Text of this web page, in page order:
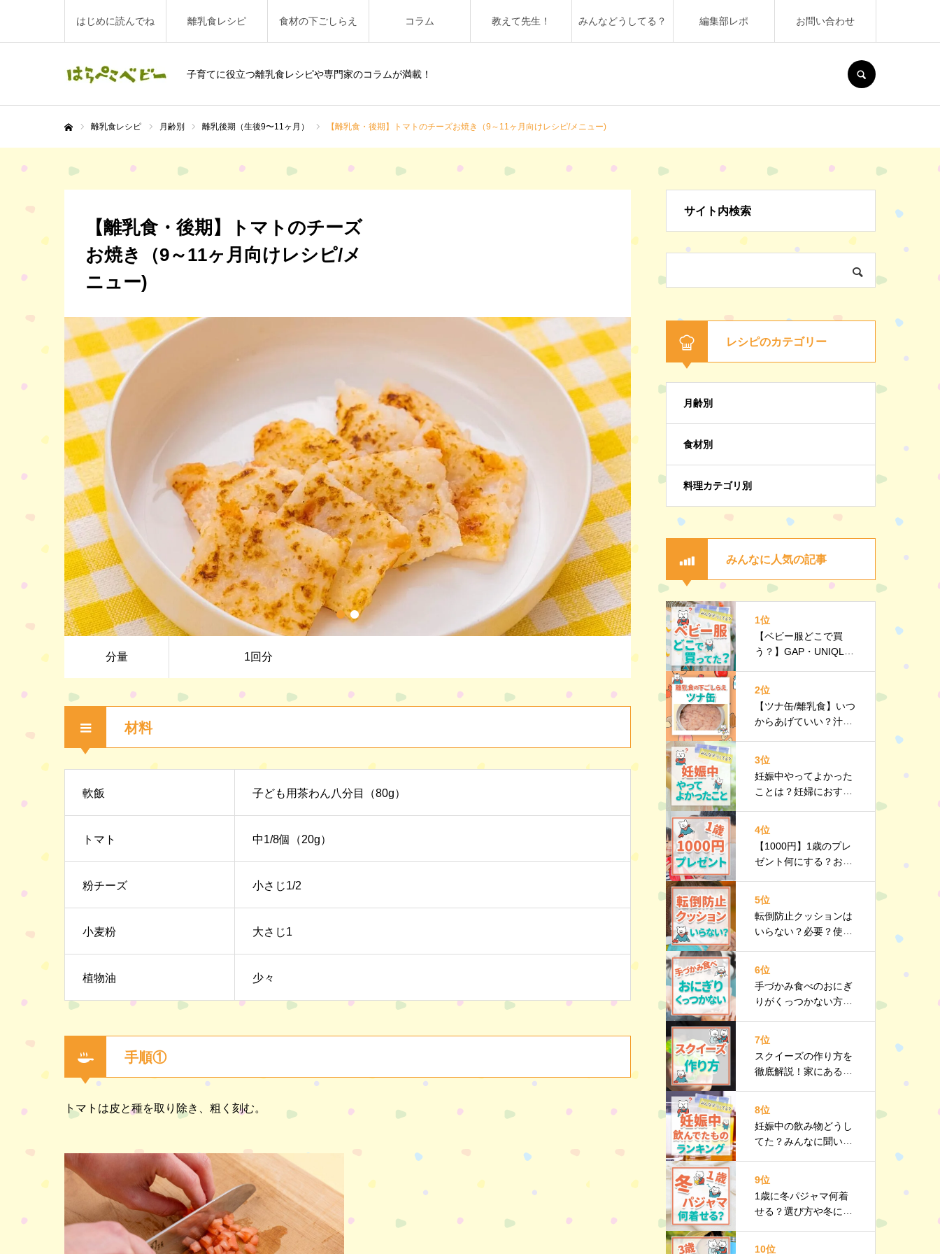
子育てに役立つ離乳食レシピや専門家のコラムが満載！
はじめに読んでね 離乳食レシピ 食材の下ごしらえ コラム 教えて先生！ みんなどうしてる？ 編集部レポ お問い合わせ
離乳食レシピ 月齢別 離乳後期（生後9〜11ヶ月） 【離乳食・後期】トマトのチーズお焼き（9～11ヶ月向けレシピ/メニュー)
【離乳食・後期】トマトのチーズ
お焼き（9～11ヶ月向けレシピ/メ
ニュー)
分量 1回分
材料
軟飯 子ども用茶わん八分目（80g）
トマト 中1/8個（20g）
粉チーズ 小さじ1/2
小麦粉 大さじ1
植物油 少々
手順①
トマトは皮と種を取り除き、粗く刻む。
サイト内検索
レシピのカテゴリー
月齢別
食材別
料理カテゴリ別
みんなに人気の記事
1位
【ベビー服どこで買
う？】GAP・UNIQL
2位
【ツナ缶/離乳食】いつ
からあげていい？汁
のポイントなど詳しく
解説
3位
妊娠中やってよかった
ことは？妊婦におすす
4位
【1000円】1歳のプレ
ゼント何にする？おす
紹介
5位
転倒防止クッションは
いらない？必要？使う
6位
手づかみ食べのおにぎ
りがくっつかない方法
7位
スクイーズの作り方を
徹底解説！家にあるも
8位
妊娠中の飲み物どうし
てた？みんなに聞いた
9位
1歳に冬パジャマ何着
せる？選び方や冬にお
10位